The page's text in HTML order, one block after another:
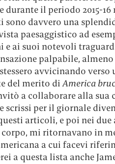
durante il periodo 2015-
sono davvero una
paesaggistico ad
e ai suoi notevoli
palpabile,
avvicinando
del merito diAmerica
a collaborare alla sua
scrissi per il giornale
articoli, e poi nei
corpo, mi ritornavano in
a cui facevi
a questa lista anche